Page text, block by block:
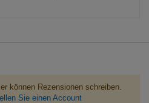
können Rezensionen schreiben.
Sie einen Account